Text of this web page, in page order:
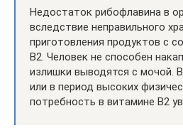
Недостаток рибофлавина в
вследствие неправильного
приготовления продуктов с
B2. Человек не способен
излишки выводятся с мочой.
или в период высоких
потребность в витамине B2